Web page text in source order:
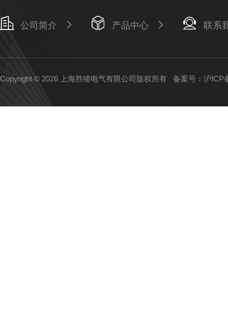
公司简介 产品中心 联系
Copyright © 2026 上海胜绪电气有限公司版权所有 备案号：沪ICP